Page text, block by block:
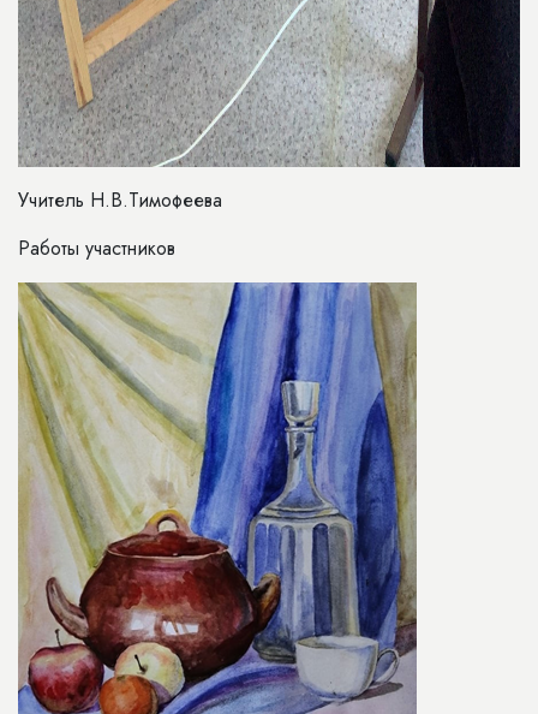
Учитель Н.В.Тимофеева
Работы участников